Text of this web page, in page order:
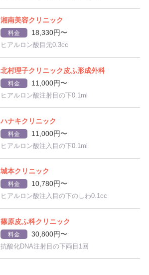
湘南美容クリニック
料金 18,330円〜
ヒアルロン酸目元0.3cc
北村理子クリニック皮ふ形成外科
料金 11,000円〜
ヒアルロン酸注射目の下0.1ml
ハナキクリニック
料金 11,000円〜
ヒアルロン酸注入目の下0.1ml
城本クリニック
料金 10,780円〜
ヒアルロン酸注入目の下のしわ0.1cc
篠原皮ふ科クリニック
料金 30,800円〜
抗酸化DNA注射目の下両目1回